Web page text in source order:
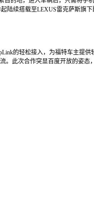
续搭载至LEXUS雷克萨斯旗下
的轻松接入，为福特车主提
此次合作突显百度开放的姿态